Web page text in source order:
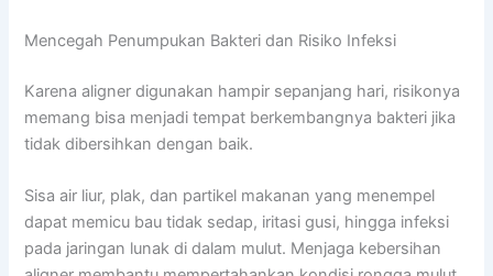
Mencegah Penumpukan Bakteri dan Risiko Infeksi
Karena aligner digunakan hampir sepanjang hari, risikonya
memang bisa menjadi tempat berkembangnya bakteri jika
tidak dibersihkan dengan baik.
Sisa air liur, plak, dan partikel makanan yang menempel
dapat memicu bau tidak sedap, iritasi gusi, hingga infeksi
pada jaringan lunak di dalam mulut. Menjaga kebersihan